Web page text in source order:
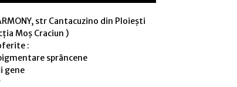
str Cantacuzino din Ploiești
Moș Craciun )
:
sprâncene
gene